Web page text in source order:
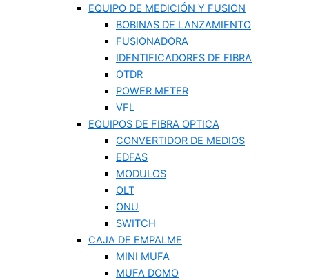
EQUIPO DE MEDICIÓN Y FUSION
BOBINAS DE LANZAMIENTO
FUSIONADORA
IDENTIFICADORES DE FIBRA
OTDR
POWER METER
VFL
EQUIPOS DE FIBRA OPTICA
CONVERTIDOR DE MEDIOS
EDFAS
MODULOS
OLT
ONU
SWITCH
CAJA DE EMPALME
MINI MUFA
MUFA DOMO